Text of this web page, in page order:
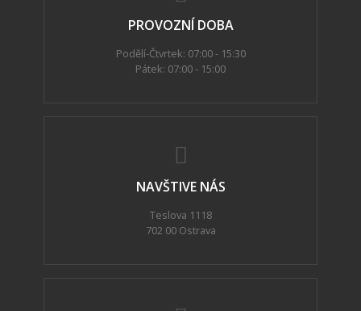
PROVOZNÍ DOBA
Podělí-Čtvrtek: 07:00 - 15:30
Pátek: 07:00 - 15:00
NAVŠTIVE NÁS
Teslova 1118
702 00 Ostrava